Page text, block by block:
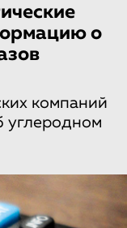
о
компаний
углеродном